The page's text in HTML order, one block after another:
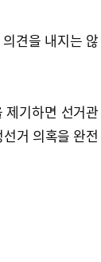
견을 내지는 않
제기하면 선거관
거 의혹을 완전